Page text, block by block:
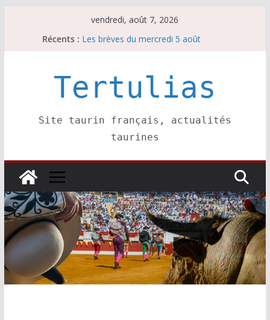
vendredi, août 7, 2026
Récents : Les brèves du mercredi 5 août
Escalafón 2026 – novilleros –
Les brèves du jeudi 6 août
Tertulias
Site taurin français, actualités
taurines